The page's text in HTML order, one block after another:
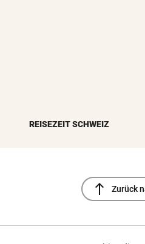
REISEZEIT SCHWEIZ
north Zurück